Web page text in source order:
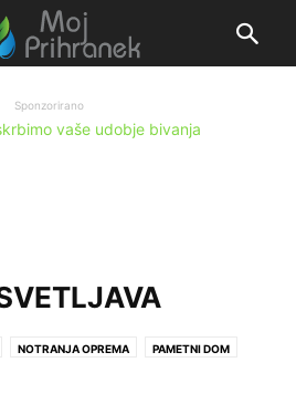
Sponzorirano
NOTRANJA OPREMA PAMETNI DOM